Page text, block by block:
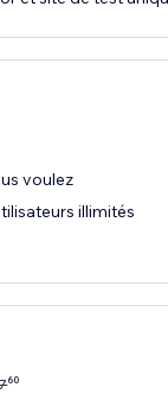
voulez
illimités
60